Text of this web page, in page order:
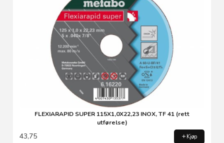
FLEXIARAPID SUPER 115X1,0X22,23 INOX, TF 41 (rett
utførelse)
43,75 Kjøp